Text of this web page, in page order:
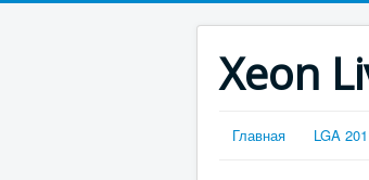
Xeon
Главная LGA